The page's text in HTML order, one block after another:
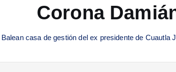
Corona
Balean casa de gestión del ex presidente de Cuautla